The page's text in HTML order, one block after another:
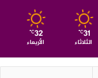
31
℃
الثلاثاء
32
℃
الأربعاء